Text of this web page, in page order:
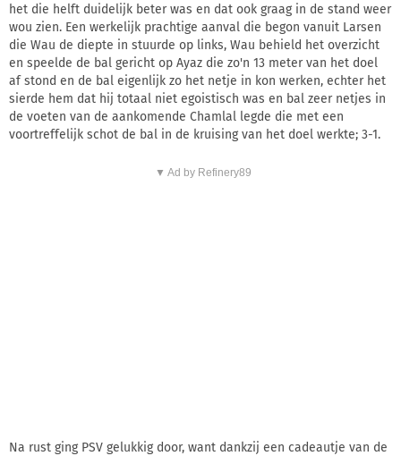
het die helft duidelijk beter was en dat ook graag in de stand weer
wou zien. Een werkelijk prachtige aanval die begon vanuit Larsen
die Wau de diepte in stuurde op links, Wau behield het overzicht
en speelde de bal gericht op Ayaz die zo'n 13 meter van het doel
af stond en de bal eigenlijk zo het netje in kon werken, echter het
sierde hem dat hij totaal niet egoistisch was en bal zeer netjes in
de voeten van de aankomende Chamlal legde die met een
voortreffelijk schot de bal in de kruising van het doel werkte; 3-1.
▼ Ad by Refinery89
Na rust ging PSV gelukkig door, want dankzij een cadeautje van de